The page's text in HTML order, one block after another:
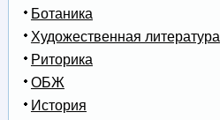
Ботаника
Художественная литература
Риторика
ОБЖ
История